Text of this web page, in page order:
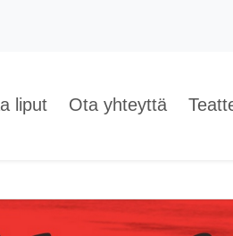
liput Ota yhteyttä